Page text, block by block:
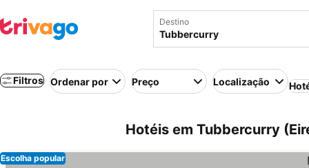
Destino
Filtros Ordenar por Preço Localização
Hotéis em Tubbercurry
Escolha popular